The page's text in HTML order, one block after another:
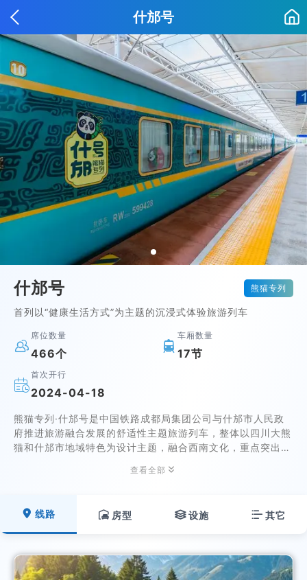
什邡号
什邡号 熊猫专列
首列以“健康生活方式”为主题的沉浸式体验旅游列车

席位数量
466个 
车厢数量
17节

首次开行
2024-04-18
熊猫专列·什邡号是中国铁路成都局集团公司与什邡市人民政
府推进旅游融合发展的舒适性主题旅游列车，整体以四川大熊
猫和什邡市地域特色为设计主题，融合西南文化，重点突出列
布局，提升全车硬件、软件品质。契合旅游消费者新的需求，
查看全部 
 线路  房型 设施  其它